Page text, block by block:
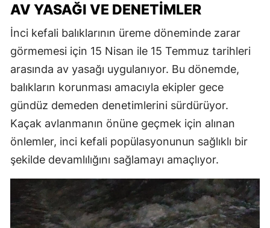
AV YASAĞI VE DENETIMLER
İnci kefali balıklarının üreme döneminde zarar
görmemesi için 15 Nisan ile 15 Temmuz tarihleri
arasında av yasağı uygulanıyor. Bu dönemde,
balıkların korunması amacıyla ekipler gece
gündüz demeden denetimlerini sürdürüyor.
Kaçak avlanmanın önüne geçmek için alınan
önlemler, inci kefali popülasyonunun sağlıklı bir
şekilde devamlılığını sağlamayı amaçlıyor.